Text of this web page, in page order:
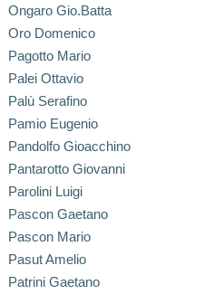
Ongaro Gio.Batta
Oro Domenico
Pagotto Mario
Palei Ottavio
Palù Serafino
Pamio Eugenio
Pandolfo Gioacchino
Pantarotto Giovanni
Parolini Luigi
Pascon Gaetano
Pascon Mario
Pasut Amelio
Patrini Gaetano